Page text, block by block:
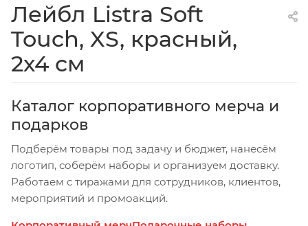
Лейбл Listra Soft
Touch, XS, красный,
2х4 см
Каталог корпоративного мерча и
подарков
Подберём товары под задачу и бюджет, нанесём
логотип, соберём наборы и организуем доставку.
Работаем с тиражами для сотрудников, клиентов,
мероприятий и промоакций.